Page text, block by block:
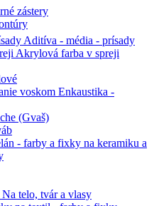
zástery
Aditíva - média - prísady
Akrylová farba v spreji
Enkaustika -
(Gvaš)
na keramiku a
Na telo, tvár a vlasy